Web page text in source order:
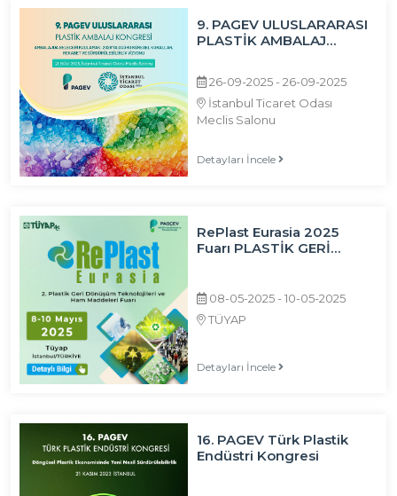
9. PAGEV ULUSLARARASI
PLASTİK AMBALAJ
26-09-2025 - 26-09-2025
İstanbul Ticaret Odası
Meclis Salonu
Detayları İncele
RePlast Eurasia 2025
Fuarı PLASTİK GERİ
HAMMADDELERİ
FUARI'NDA YERİNİZİ ALIN
08-05-2025 - 10-05-2025
TÜYAP
Detayları İncele
16. PAGEV Türk Plastik
Endüstri Kongresi